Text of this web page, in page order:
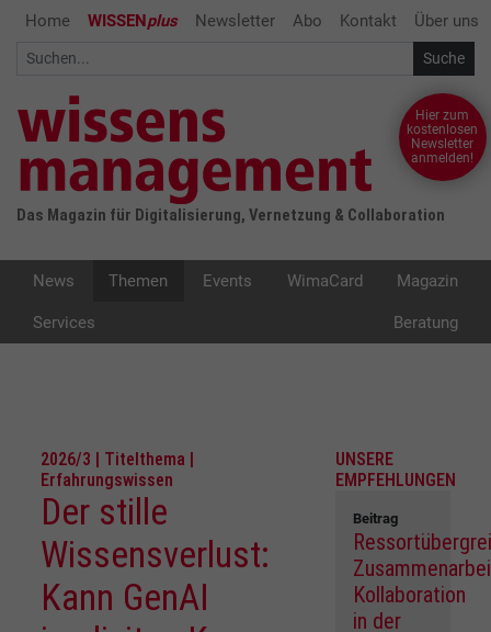
Home WISSENplus Newsletter Abo Kontakt Über uns
Das Magazin für Digitalisierung, Vernetzung & Collaboration
Hier zum
kostenlosen
Newsletter
anmelden!
News Themen Events WimaCard Magazin
Services Beratung
2026/3 | Titelthema |
Erfahrungswissen
Der stille
Wissensverlust:
Kann GenAI
UNSERE
EMPFEHLUNGEN
Beitrag
Kollaboration
in der